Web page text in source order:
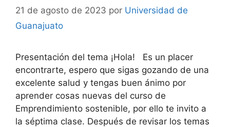
21 de agosto de 2023 por Universidad de
Guanajuato
Presentación del tema ¡Hola! Es un placer
encontrarte, espero que sigas gozando de una
excelente salud y tengas buen ánimo por
aprender cosas nuevas del curso de
Emprendimiento sostenible, por ello te invito a
la séptima clase. Después de revisar los temas